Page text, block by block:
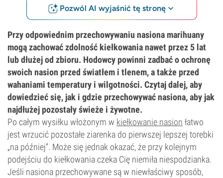
Pozwól AI wyjaśnić tę stronę
Przy odpowiednim przechowywaniu nasiona marihuany
mogą zachować zdolność kiełkowania nawet przez 5 lat
lub dłużej od zbioru. Hodowcy powinni zadbać o ochronę
swoich nasion przed światłem i tlenem, a także przed
wahaniami temperatury i wilgotności. Czytaj dalej, aby
dowiedzieć się, jak i gdzie przechowywać nasiona, aby jak
najdłużej pozostały świeże i żywotne.
Po całym wysiłku włożonym w kiełkowanie nasion łatwo
jest wrzucić pozostałe ziarenka do pierwszej lepszej torebki
„na później”. Może się jednak okazać, że przy kolejnym
podejściu do kiełkowania czeka Cię niemiła niespodzianka.
Jeśli nasiona przechowywane są w niewłaściwy sposób,